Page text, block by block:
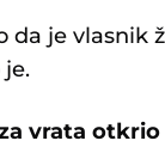
da je vlasnik
je.
vrata